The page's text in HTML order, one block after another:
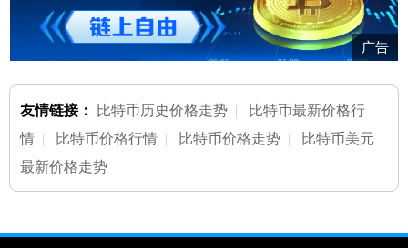
广告
友情链接： 比特币历史价格走势 | 比特币最新价格行
情 | 比特币价格行情 | 比特币价格走势 | 比特币美元
最新价格走势